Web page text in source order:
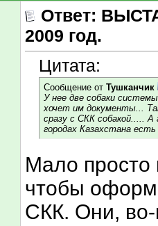
Ответ:
2009 год.
Цитата:
Сообщение от Тушканчик
У нее две собаки
хочет им документы...
сразу с СКК собакой..... А
городах Казахстана
Мало просто
чтобы
СКК. Они,